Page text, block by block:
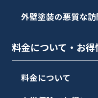
外壁塗装の悪質な
料金について・お得
料金について